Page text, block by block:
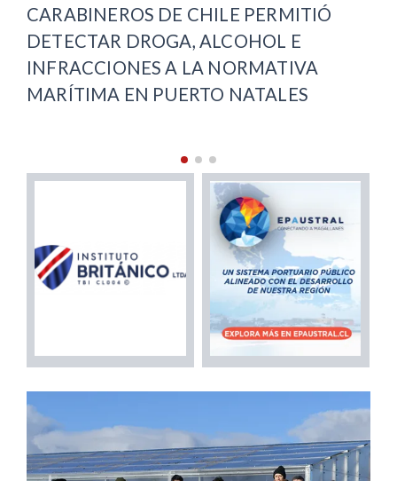
PERMITIÓ
E
MAYO Y AVANZA CON LA
RECUPERACIÓN VIAL EN
ARENAS